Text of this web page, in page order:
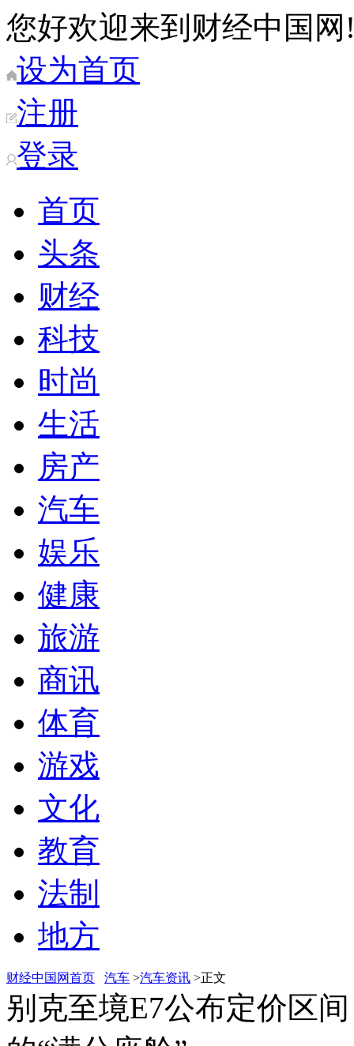
您好欢迎来到财经中国网
设为首页
注册
登录
首页
头条
财经
科技
时尚
生活
房产
汽车
娱乐
健康
旅游
商讯
体育
游戏
文化
教育
法制
地方
财经中国网首页 汽车 >汽车资讯 >正文
别克至境E7公布定价区